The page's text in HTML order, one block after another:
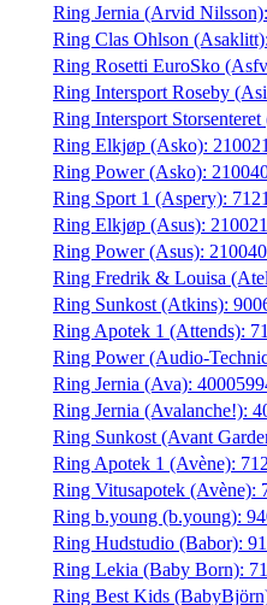
Ring Jernia (Arvid Nilsson):
Ring Clas Ohlson (Asaklitt):
Ring Rosetti EuroSko
Ring Intersport Roseby
Ring Intersport Storsenteret
Ring Elkjøp (Asko):
Ring Power (Asko):
Ring Sport 1 (Aspery):
Ring Elkjøp (Asus):
Ring Power (Asus):
Ring Fredrik & Louisa
Ring Sunkost (Atkins):
Ring Apotek 1 (Attends):
Ring Power (Audio-
Ring Jernia (Ava):
Ring Jernia (Avalanche!):
Ring Sunkost (Avant
Ring Apotek 1 (Avène):
Ring Vitusapotek (Avène):
Ring b.young (b.young):
Ring Hudstudio (Babor):
Ring Lekia (Baby Born):
Ring Best Kids